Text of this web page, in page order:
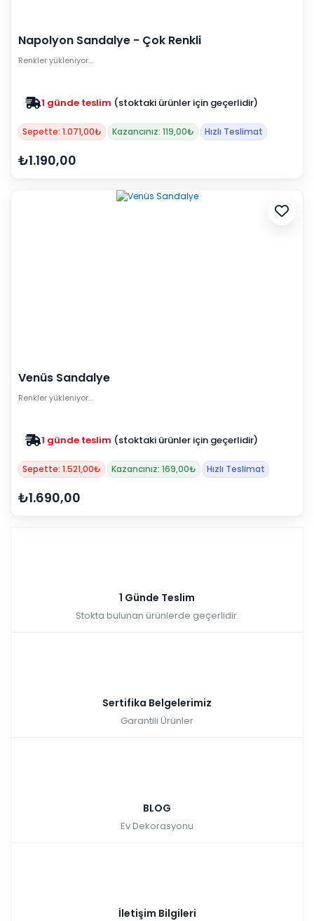
Napolyon Sandalye - Çok Renkli
Renkler yükleniyor…
Zam yok 2025 fiyatları devam ediyor
Sepette: 1.071,00₺ Kazancınız: 119,00₺ Hızlı Teslimat
₺1.190,00
Venüs Sandalye
Renkler yükleniyor…
Zam yok 2025 fiyatları devam ediyor
Sepette: 1.521,00₺ Kazancınız: 169,00₺ Hızlı Teslimat
₺1.690,00
1 Günde Teslim
Stokta bulunan ürünlerde geçerlidir.
Sertifika Belgelerimiz
Garantili Ürünler
BLOG
Ev Dekorasyonu
İletişim Bilgileri